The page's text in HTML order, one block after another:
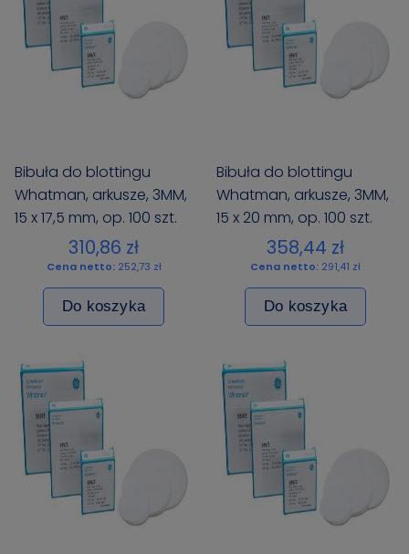
Bibuła do blottingu
Whatman, arkusze, 3MM,
15 x 17,5 mm, op. 100 szt.
310,86 zł
Cena netto: 252,73 zł
Do koszyka
Bibuła do blottingu
Whatman, arkusze, 3MM,
15 x 20 mm, op. 100 szt.
358,44 zł
Cena netto: 291,41 zł
Do koszyka